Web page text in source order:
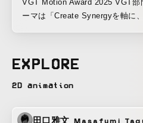
VGT Motion Award 2025 VGT部
ーマは「Create Synergyを軸に
す。 After Effectsによる2Dモーショングラフィックスと、
Blenderによる物理演算シミュレ
挑戦することで「シナジー」を体
EXPLORE
2D animation
田口雅文 Masafumi